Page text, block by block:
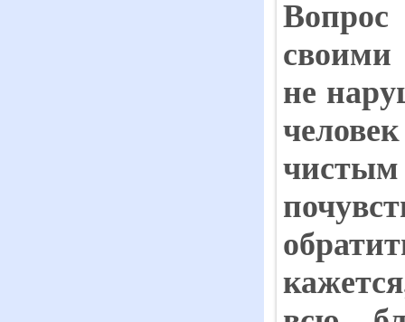
не